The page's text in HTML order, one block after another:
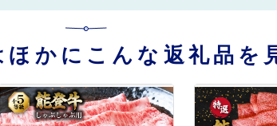
かにこんな返礼品を